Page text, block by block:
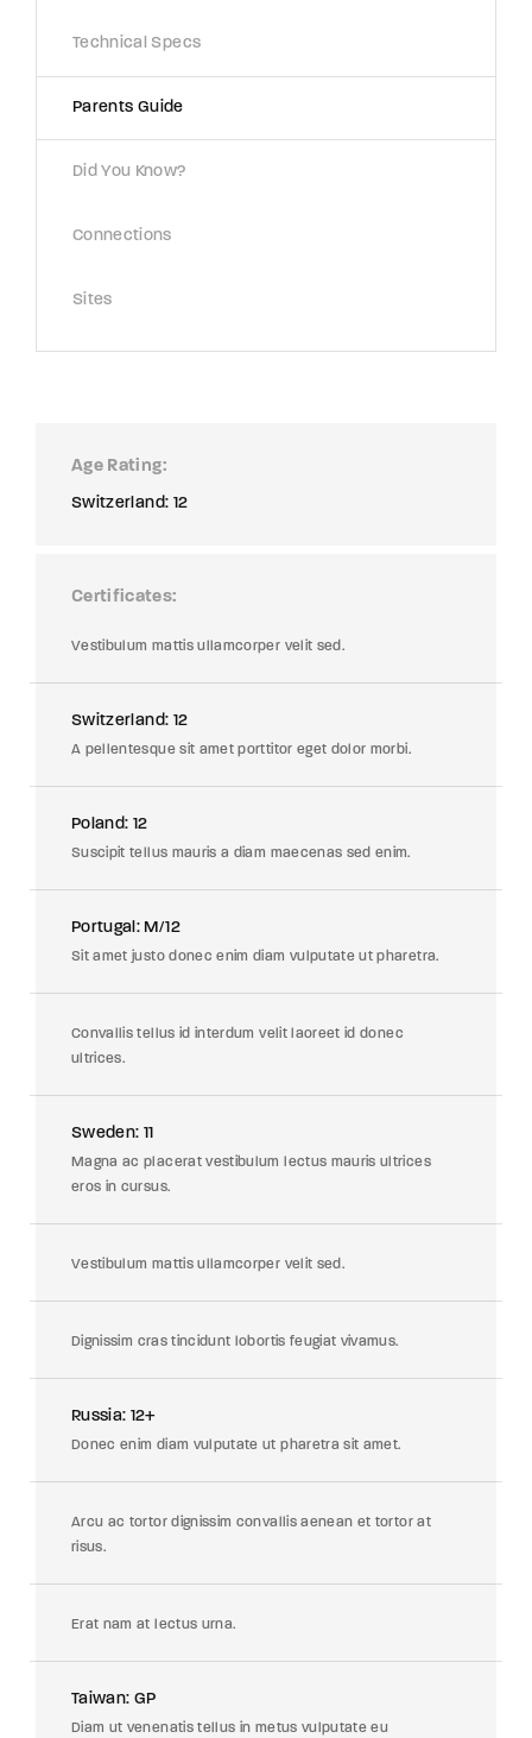
Technical Specs
Parents Guide
Did You Know?
Connections
Sites
Age Rating
Switzerland: 12
Certificates
Vestibulum mattis ullamcorper velit sed.
Switzerland: 12
A pellentesque sit amet porttitor eget dolor morbi.
Poland: 12
Suscipit tellus mauris a diam maecenas sed enim.
Portugal: M/12
Sit amet justo donec enim diam vulputate ut pharetra.
Convallis tellus id interdum velit laoreet id donec
ultrices.
Sweden: 11
Magna ac placerat vestibulum lectus mauris ultrices
eros in cursus.
Vestibulum mattis ullamcorper velit sed.
Dignissim cras tincidunt lobortis feugiat vivamus.
Russia: 12+
Donec enim diam vulputate ut pharetra sit amet.
Arcu ac tortor dignissim convallis aenean et tortor at
risus.
Erat nam at lectus urna.
Taiwan: GP
Diam ut venenatis tellus in metus vulputate eu